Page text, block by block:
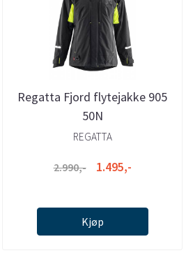
Regatta Fjord flytejakke 905
50N
REGATTA
2.990,- 1.495,-
Kjøp